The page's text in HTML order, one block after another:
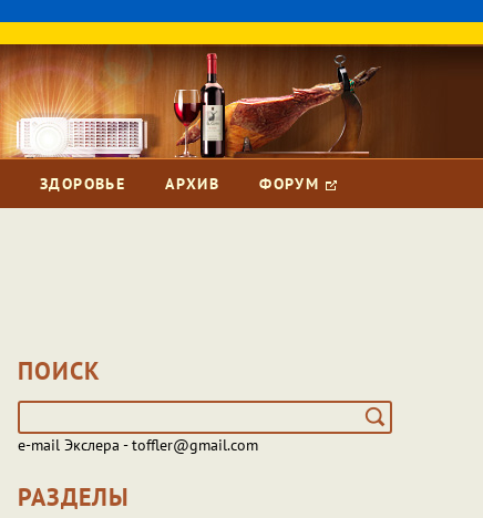
ЗДОРОВЬЕ АРХИВ ФОРУМ
ПОИСК
e-mail Экслера - toffler@gmail.com
РАЗДЕЛЫ